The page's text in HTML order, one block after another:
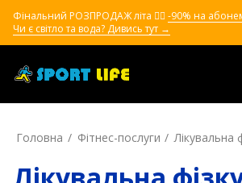
Фінальний РОЗПРОДАЖ літа ❤️‍🔥 -90% на
Чи є світло та вода? Дивись тут →
Головна Фітнес-послуги Лікувальна